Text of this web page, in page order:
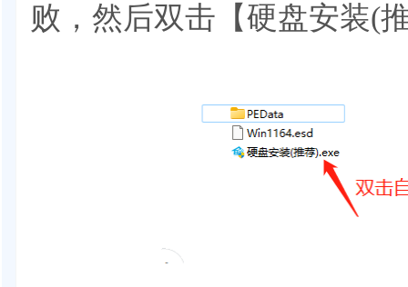
败，然后双击【硬盘安装(